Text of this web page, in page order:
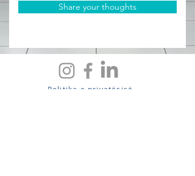
Share your thoughts
Politika e privatësisë